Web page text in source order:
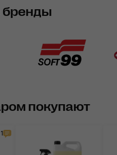
бренды
покупают
1